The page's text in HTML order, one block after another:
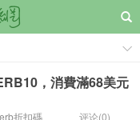
，消費滿68美元
折扣碼 评论(0)